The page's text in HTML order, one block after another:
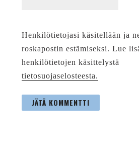
Henkilötietojasi käsitellään ja
roskapostin estämiseksi. Lue
henkilötietojen käsittelystä
tietosuojaselosteesta.